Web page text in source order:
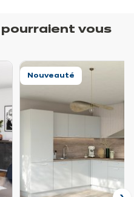
pourraient vous
Nouveauté